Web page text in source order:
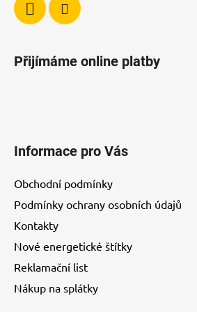
Přijímáme online platby
Informace pro Vás
Obchodní podmínky
Podmínky ochrany osobních údajů
Kontakty
Nové energetické štítky
Reklamační list
Nákup na splátky